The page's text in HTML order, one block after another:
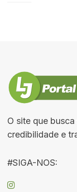
O site que
credibilidade e
#SIGA-NOS: